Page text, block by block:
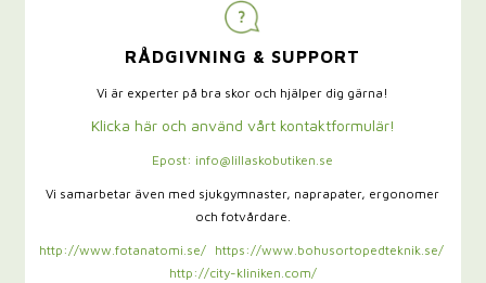
RÅDGIVNING & SUPPORT
Vi är experter på bra skor och hjälper dig gärna!
Klicka här och använd vårt kontaktformulär!
Epost: info@lillaskobutiken.se
Vi samarbetar även med sjukgymnaster, naprapater, ergonomer
och fotvårdare.
http://www.fotanatomi.se/
https://www.bohusortopedteknik.se/
http://city-kliniken.com/